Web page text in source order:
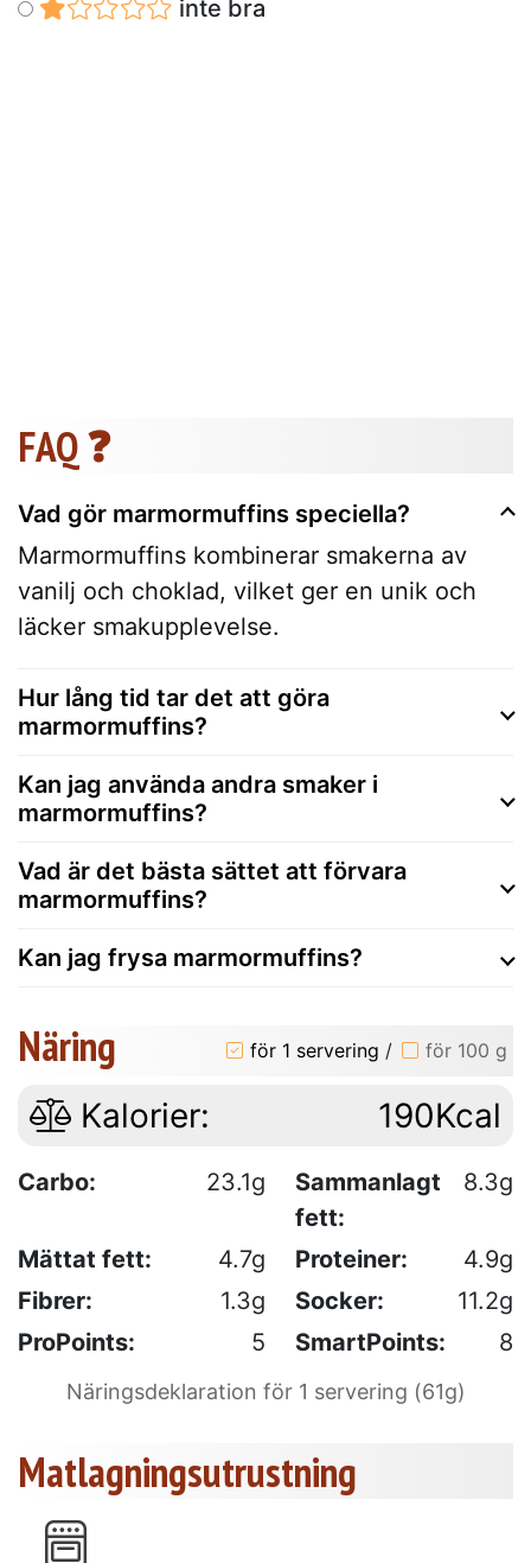
inte bra
FAQ ❓
Vad gör marmormuffins speciella?
Marmormuffins kombinerar smakerna av
vanilj och choklad, vilket ger en unik och
läcker smakupplevelse.
Hur lång tid tar det att göra
marmormuffins?
Kan jag använda andra smaker i
marmormuffins?
Vad är det bästa sättet att förvara
marmormuffins?
Kan jag frysa marmormuffins?
Näring för 1 servering / för 100 g
Kalorier: 190Kcal
Carbo: 23.1g
Sammanlagt
fett:
8.3g
Mättat fett: 4.7g Proteiner:
4.9g
Fibrer:
1.3g Socker:
11.2g
ProPoints:
5 SmartPoints: 8
Näringsdeklaration för 1 servering (61g)
Matlagningsutrustning